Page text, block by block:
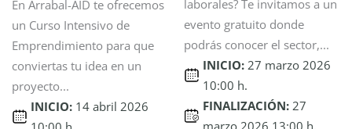
En Arrabal-AID te ofrecemos
un Curso Intensivo de
Emprendimiento para que
conviertas tu idea en un
proyecto...
INICIO: 14 abril 2026
laborales? Te invitamos a un
evento gratuito donde
podrás conocer el sector,...
INICIO: 27 marzo 2026
10:00 h.
FINALIZACIÓN: 27
marzo 2026 13:00 h.